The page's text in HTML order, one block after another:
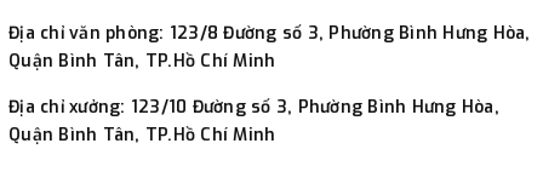
Địa chỉ văn phòng: 123/8 Đường số 3, Phường Bình Hưng Hòa,
Quận Bình Tân, TP.Hồ Chí Minh
Địa chỉ xưởng: 123/10 Đường số 3, Phường Bình Hưng Hòa,
Quận Bình Tân, TP.Hồ Chí Minh